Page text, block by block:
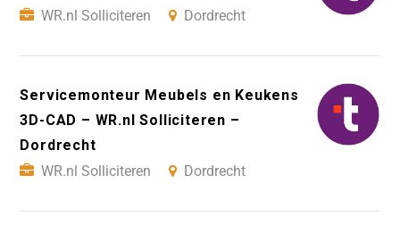
WR.nl Solliciteren
Dordrecht
Servicemonteur Meubels en Keukens
3D-CAD – WR.nl Solliciteren –
Dordrecht
WR.nl Solliciteren
Dordrecht